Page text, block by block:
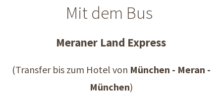
Mit dem Bus
Meraner Land Express
(Transfer bis zum Hotel von München - Meran -
München)